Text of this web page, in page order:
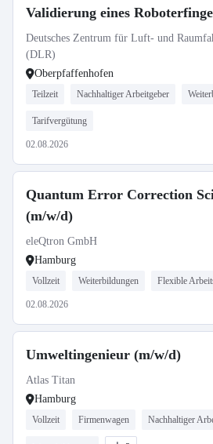
Validierung eines
Deutsches Zentrum für Luft- und
(DLR)
Oberpfaffenhofen
Teilzeit Nachhaltiger Arbeitgeber
Tarifvergütung
02.08.2026
Quantum Error Correction
(m/w/d)
eleQtron GmbH
Hamburg
Vollzeit Weiterbildungen Flexible
02.08.2026
Umweltingenieur (m/w/d)
Atlas Titan
Hamburg
Vollzeit Firmenwagen Nachhaltiger